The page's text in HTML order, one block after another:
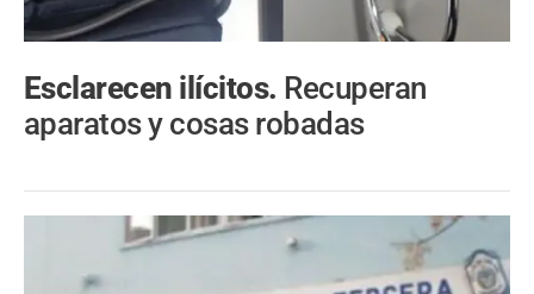
Esclarecen ilícitos. Recuperan
aparatos y cosas robadas